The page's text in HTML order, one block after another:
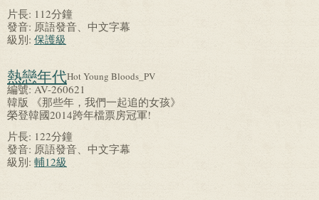
片長: 112分鐘
發音: 原語發音、中文字幕
級別: 保護級
熱戀年代Hot Young Bloods_PV
編號:AV-260621
韓版 《那些年，我們一起追的女孩》
榮登韓國2014跨年檔票房冠軍!
片長: 122分鐘
發音: 原語發音、中文字幕
級別: 輔12級